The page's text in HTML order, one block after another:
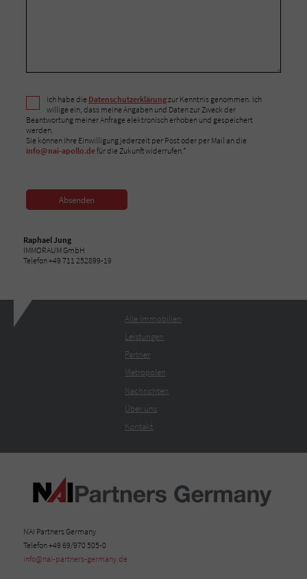
Ich habe die Datenschutzerklärungzur Kenntnis genommen. Ich
willige ein, dass meine Angaben und Daten zur Zweck der
Beantwortung meiner Anfrage elektronisch erhoben und gespeichert
werden.
Sie können Ihre Einwilligung jederzeit per Post oder per Mail an die
info@nai-apollo.defür die Zukunft widerrufen.*
Absenden
Raphael Jung
IMMORAUM GmbH
Telefon +49 711 252899-19
Alle Immobilien
Leistungen
Partner
Metropolen
Nachrichten
Über uns
Kontakt
NAI Partners Germany
Telefon +49 69/970 505-0
info@nai-partners-germany.de